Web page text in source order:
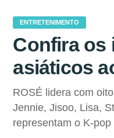
ENTRETENIMENTO
Confira os
asiáticos
ROSÉ lidera com
Jennie, Jisoo, Lisa,
representam o K-pop